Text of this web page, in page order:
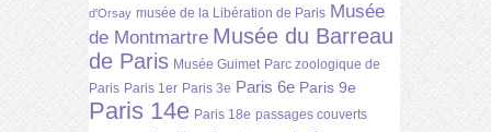
d'Orsay musée de la Libération de Paris Musée
de Montmartre Musée du Barreau
de Paris Musée Guimet Parc zoologique de
Paris Paris 1er Paris 3e Paris 6e Paris 9e
Paris 14e Paris 18e passages couverts